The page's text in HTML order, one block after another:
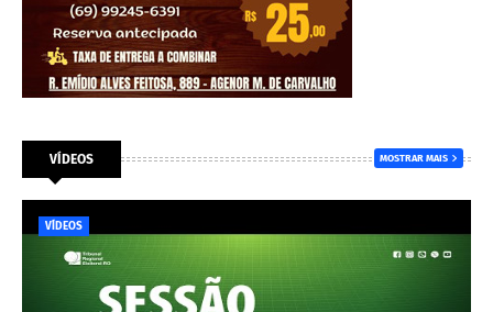
VÍDEOS MOSTRAR MAIS
VÍDEOS